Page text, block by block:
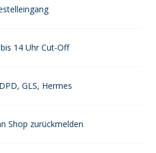
14 Uhr Cut-Off
GLS, Hermes
Shop zurückmelden